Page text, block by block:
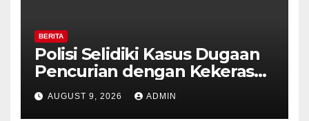
BERITA
Polisi Selidiki Kasus Dugaan
Pencurian dengan Kekerasan
di Counter HP Royal Phone
Ambarawa.
AUGUST 9, 2026 ADMIN